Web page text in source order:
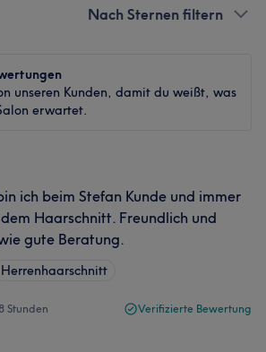
Nach Sternen filtern
unseren Kunden, damit du weißt, was
erwartet.
ich beim Stefan Kunde und immer
Haarschnitt. Freundlich und
gute Beratung.
Herrenhaarschnitt
Stunden Verifizierte Bewertung